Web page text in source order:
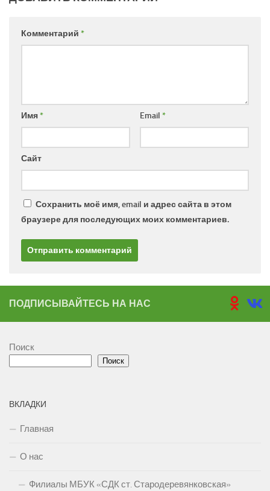
Комментарий *
Имя* Email *
Сайт
Сохранить моё имя, email и адрес сайта в этом
браузере для последующих моих комментариев.
ПОДПИСЫВАЙТЕСЬ НА НАС
Поиск
Поиск
ВКЛАДКИ
Главная
О нас
Филиалы МБУК «СДК ст. Стародеревянковская»